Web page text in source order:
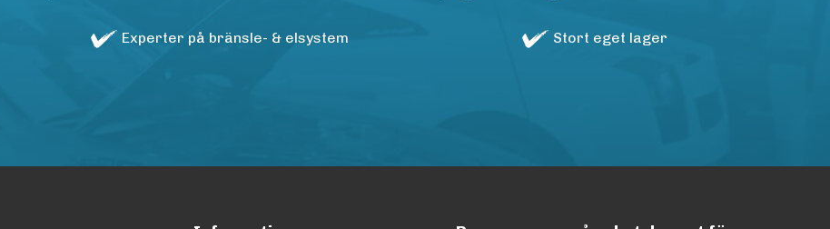
Experter på bränsle- & elsystem Stort eget lager